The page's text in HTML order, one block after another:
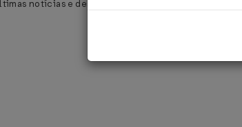
notícias e destaques publicadas pelo LegisWeb.